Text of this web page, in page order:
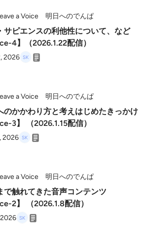
a Voice 明日へのでんぱ
サピエンスの利他性について、など
4】（2026.1.22配信）
2026
a Voice 明日へのでんぱ
のかかわり方と考えはじめたきっかけ
3】 （2026.1.15配信）
2026
a Voice 明日へのでんぱ
で触れてきた音声コンテンツ
2】 （2026.1.8配信）